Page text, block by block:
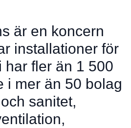
är en koncern
installationer för
har fler än 1 500
i mer än 50 bolag
sanitet,